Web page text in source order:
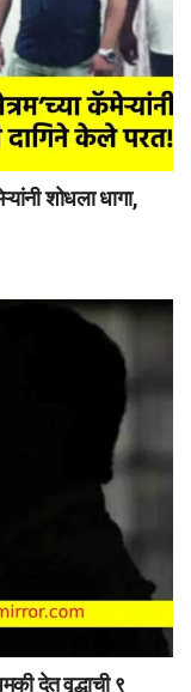
शोधला धागा,
देत वृद्धाची ९